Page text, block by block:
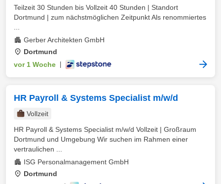
Teilzeit 30 Stunden bis Vollzeit 40 Stunden | Standort
Dortmund | zum nächstmöglichen Zeitpunkt Als renommiertes
Gerber Architekten GmbH
Dortmund
vor 1 Woche
HR Payroll & Systems Specialist m/w/d
Vollzeit
HR Payroll & Systems Specialist m/w/d Vollzeit | Großraum
Dortmund und Umgebung Wir suchen im Rahmen einer
vertraulichen ...
ISG Personalmanagement GmbH
Dortmund